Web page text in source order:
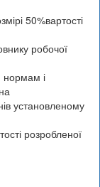
50%вартості
робочої
нормам і
установленому
розробленої